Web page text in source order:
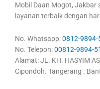
Mobil Daan Mogot, Jakbar
layanan terbaik dengan
No. Whatsapp:0812-9894-
No. Telepon:00812-9894-
Alamat: JL. KH. HASYIM
Cipondoh. Tangerang .